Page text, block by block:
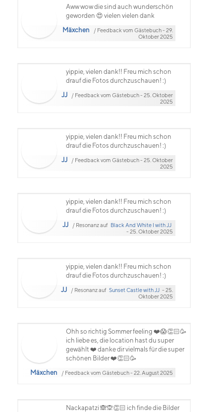
Aww wow die sind auch wunderschön
geworden 😍 vielen vielen dank
Mäxchen
/ Feedback vom Gästebuch - 29.
Oktober 2025
yippie, vielen dank!! Freu mich schon
drauf die Fotos durchzuschauen! :)
JJ
/ Feedback vom Gästebuch - 25. Oktober
2025
yippie, vielen dank!! Freu mich schon
drauf die Fotos durchzuschauen! :)
JJ
/ Feedback vom Gästebuch - 25. Oktober
2025
yippie, vielen dank!! Freu mich schon
drauf die Fotos durchzuschauen! :)
JJ
/ Resonanz auf Black And White I with JJ
- 25. Oktober 2025
yippie, vielen dank!! Freu mich schon
drauf die Fotos durchzuschauen! :)
JJ
/ Resonanz auf Sunset Castle with JJ - 25.
Oktober 2025
Ohh so richtig Sommer feeling ❤️😱👏🏻🥳
ich liebe es, die location hast du super
gewählt ❤️ danke dir vielmals für die super
schönen Bilder ❤️👏🏻🥳
Mäxchen
/ Feedback vom Gästebuch - 22. August 2025
Nackapatzi 🙈🙊👏🏻 ich finde die Bilder